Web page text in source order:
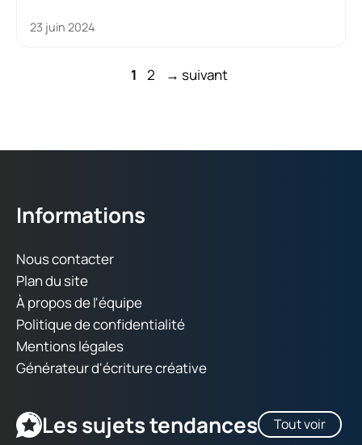
23 juin 2024
Page
1 Page
2 → suivant
Informations
Nous contacter
Plan du site
À propos de l'équipe
Politique de confidentialité
Mentions légales
Générateur d'écriture créative
Les sujets tendances Tout voir